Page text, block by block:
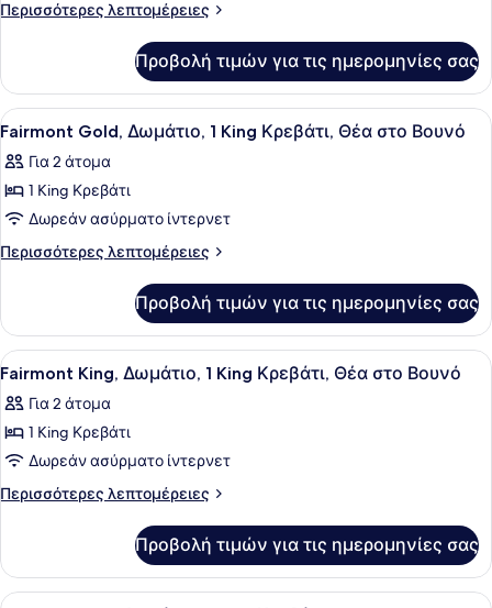
1
King
Κρεβάτι
Περισσότερες λεπτομέρειες
Περισσότερες
Gold,
Δωμάτιο,
1
Κρεβάτι
Προβολή τιμών για τις ημερομηνίες σας
Προβολή
όλων
των
φωτογραφιών
για
Fairmont
1
King
Κρεβάτι,
Θέα
στο
Βουνό
Ένα δωμάτιο ξενοδοχείου με ένα
6
Fairmont Gold, Δωμάτιο, 1 King Κρεβάτι, Θέα στο Βουνό
Για 2 άτομα
1 King Κρεβάτι
Δωρεάν ασύρματο ίντερνετ
Περισσότερες λεπτομέρειες
Περισσότερες
Gold,
Δωμάτιο,
1
Κρεβάτι,
Θέα
Βουνό
Προβολή τιμών για τις ημερομηνίες σας
Προβολή
όλων
των
φωτογραφιών
για
Fairmont
1
King
Κλινοσκεπάσματα υψηλής
6
Fairmont King, Δωμάτιο, 1 King Κρεβάτι, Θέα στο Βουνό
Για 2 άτομα
1 King Κρεβάτι
Δωρεάν ασύρματο ίντερνετ
Περισσότερες λεπτομέρειες
Περισσότερες
King,
Δωμάτιο,
Προβολή τιμών για τις ημερομηνίες σας
Προβολή
Κλινοσκεπάσματα υψηλής